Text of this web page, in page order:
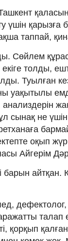
Ташкент
үшін қарызға
таппай,
Сөйлем
толды,
Туылған
уақытылы
сынақ не үшін
оқып
Айгерім
барын айтқан.
талап
қорқып